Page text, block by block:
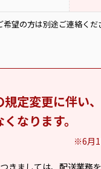
希望の方は別途ご連絡くだ
定変更に伴い
なります。
※6月1